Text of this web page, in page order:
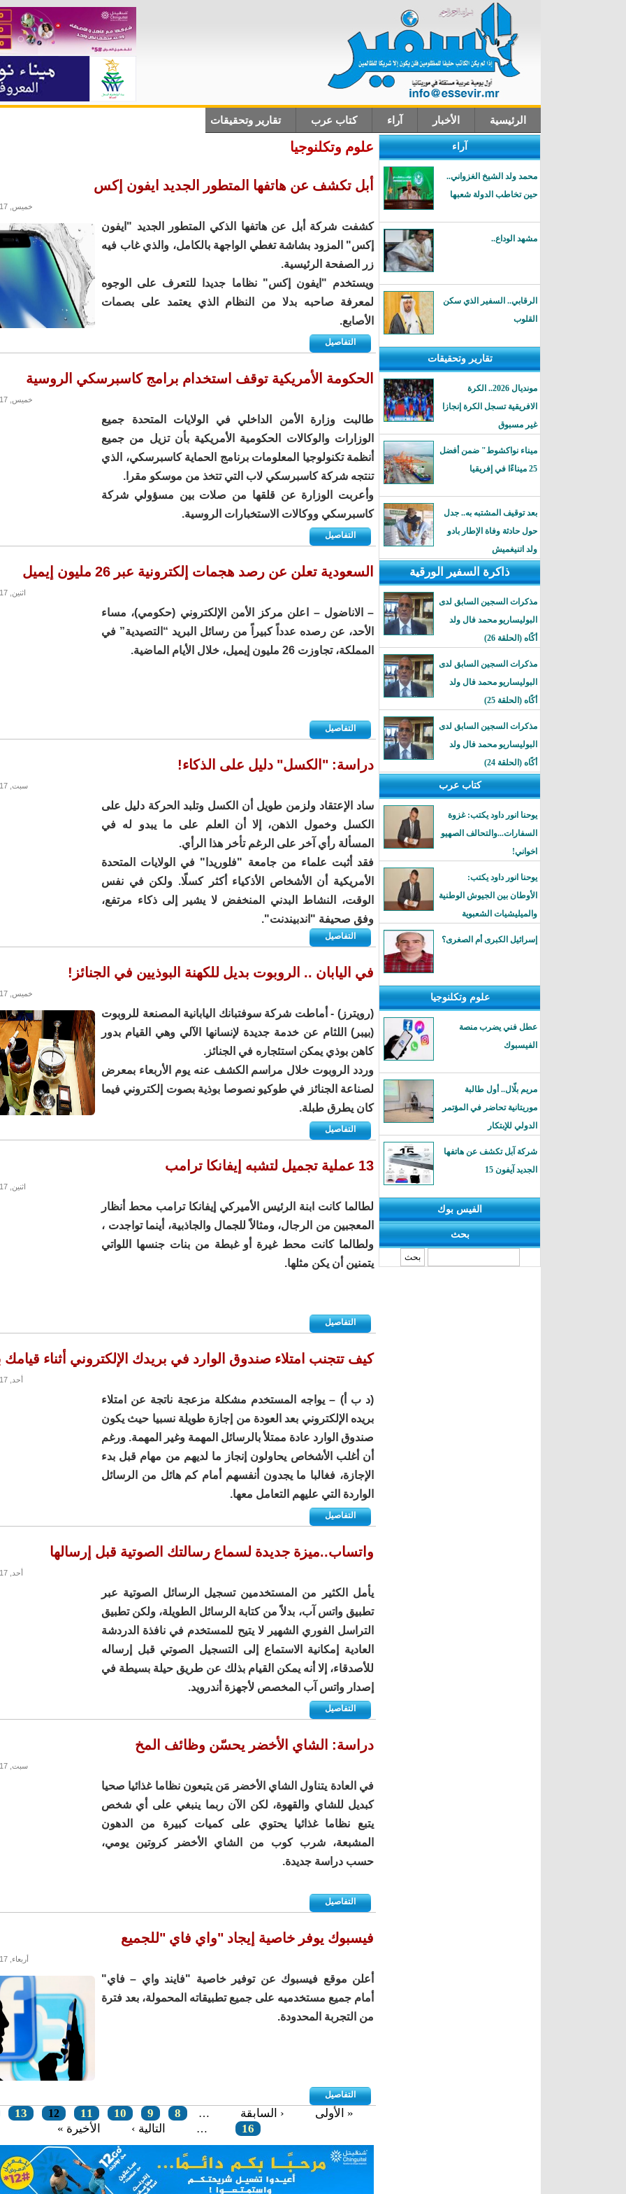
الرئيسية الأخبار آراء كتاب عرب تقارير وتحقيقات
آراء
محمد ولد الشيخ الغزواني..
حين تخاطب الدولة شعبها
مشهد الوداع..
الرقابي.. السفير الذي سكن
القلوب
تقارير وتحقيقات
مونديال 2026.. الكرة
الافريقية تسجل الكرة إنجازا
غير مسبوق
ميناء نواكشوط" ضمن أفضل
25 ميناءًا في إفريقيا
بعد توقيف المشتبه به.. جدل
حول حادثة وفاة الإطار بادو
ولد اتنيغميش
ذاكرة السفير الورقية
مذكرات السجين السابق لدى
البوليساريو محمد فال ولد
أكًاه (الحلقة 26)
مذكرات السجين السابق لدى
البوليساريو محمد فال ولد
أكًاه (الحلقة 25)
مذكرات السجين السابق لدى
البوليساريو محمد فال ولد
أكًاه (الحلقة 24)
كتاب عرب
يوحنا انور داود يكتب: غزوة
السفارات...والتحالف الصهيو
اخواني!
يوحنا انور داود يكتب:
الأوطان بين الجيوش الوطنية
والميليشيات الشعبوية
إسرائيل الكبرى أم الصغرى؟
علوم وتكلنوجيا
عطل فني يضرب منصة
الفيسبوك
مريم بلّال.. أول طالبة
موريتانية تحاضر في المؤتمر
الدولي للإبتكار
شركة آبل تكشف عن هاتفها
الجديد آيفون 15
الفيس بوك
بحث
علوم وتكلنوجيا
أبل تكشف عن هاتفها المتطور الجديد ايفون إكس
خميس, 14/09/2017 - 14:59
كشفت شركة أبل عن هاتفها الذكي المتطور الجديد "ايفون
إكس" المزود بشاشة تغطي الواجهة بالكامل، والذي غاب فيه
زر الصفحة الرئيسية.
ويستخدم "ايفون إكس" نظاما جديدا للتعرف على الوجوه
لمعرفة صاحبه بدلا من النظام الذي يعتمد على بصمات
الأصابع.
التفاصيل
الحكومة الأمريكية توقف استخدام برامج كاسبرسكي الروسية
خميس, 14/09/2017 - 14:55
طالبت وزارة الأمن الداخلي في الولايات المتحدة جميع
الوزارات والوكالات الحكومية الأمريكية بأن تزيل من جميع
أنظمة تكنولوجيا المعلومات برنامج الحماية كاسبرسكي، الذي
تنتجه شركة كاسبرسكي لاب التي تتخذ من موسكو مقرا.
وأعربت الوزارة عن قلقها من صلات بين مسؤولي شركة
كاسبرسكي ووكالات الاستخبارات الروسية.
التفاصيل
السعودية تعلن عن رصد هجمات إلكترونية عبر 26 مليون إيميل
اثنين, 11/09/2017 - 17:58
– الاناضول – اعلن مركز الأمن الإلكتروني (حكومي)، مساء
الأحد، عن رصده عدداً كبيراً من رسائل البريد “التصيدية” في
المملكة، تجاوزت 26 مليون إيميل، خلال الأيام الماضية.
التفاصيل
دراسة: "الكسل" دليل على الذكاء!
سبت, 09/09/2017 - 15:59
ساد الإعتقاد ولزمن طويل أن الكسل وتلبد الحركة دليل على
الكسل وخمول الذهن، إلا أن العلم على ما يبدو له في
المسألة رأي آخر على الرغم تأخر هذا الرأي.
فقد أثبت علماء من جامعة "فلوريدا" في الولايات المتحدة
الأمريكية أن الأشخاص الأذكياء أكثر كسلًا. ولكن في نفس
الوقت، النشاط البدني المنخفض لا يشير إلى ذكاء مرتفع،
وفق صحيفة "اندبيندنت".
التفاصيل
في اليابان .. الروبوت بديل للكهنة البوذيين في الجنائز!
خميس, 24/08/2017 - 14:15
(رويترز) - أماطت شركة سوفتبانك اليابانية المصنعة للروبوت
(بيبر) اللثام عن خدمة جديدة لإنسانها الآلي وهي القيام بدور
كاهن بوذي يمكن استئجاره في الجنائز.
وردد الروبوت خلال مراسم الكشف عنه يوم الأربعاء بمعرض
لصناعة الجنائز في طوكيو نصوصا بوذية بصوت إلكتروني فيما
كان يطرق طبلة.
التفاصيل
13 عملية تجميل لتشبه إيفانكا ترامب
اثنين, 21/08/2017 - 11:37
لطالما كانت ابنة الرئيس الأميركي إيفانكا ترامب محط أنظار
المعجبين من الرجال، ومثالاً للجمال والجاذبية، أينما تواجدت ،
ولطالما كانت محط غيرة أو غبطة من بنات جنسها اللواتي
يتمنين أن يكن مثلها.
التفاصيل
كيف تتجنب امتلاء صندوق الوارد في بريدك الإلكتروني أثناء قيامك
أحد, 13/08/2017 - 16:13
(د ب أ) – يواجه المستخدم مشكلة مزعجة ناتجة عن امتلاء
بريده الإلكتروني بعد العودة من إجازة طويلة نسبيا حيث يكون
صندوق الوارد عادة ممتلأ بالرسائل المهمة وغير المهمة. ورغم
أن أغلب الأشخاص يحاولون إنجاز ما لديهم من مهام قبل بدء
الإجازة، فغالبا ما يجدون أنفسهم أمام كم هائل من الرسائل
الواردة التي عليهم التعامل معها.
التفاصيل
واتساب..ميزة جديدة لسماع رسالتك الصوتية قبل إرسالها
أحد, 13/08/2017 - 13:08
يأمل الكثير من المستخدمين تسجيل الرسائل الصوتية عبر
تطبيق واتس آب، بدلاً من كتابة الرسائل الطويلة، ولكن تطبيق
التراسل الفوري الشهير لا يتيح للمستخدم في نافذة الدردشة
العادية إمكانية الاستماع إلى التسجيل الصوتي قبل إرساله
للأصدقاء، إلا أنه يمكن القيام بذلك عن طريق حيلة بسيطة في
إصدار واتس آب المخصص لأجهزة أندرويد.
التفاصيل
دراسة: الشاي الأخضر يحسّن وظائف المخ
سبت, 05/08/2017 - 14:43
في العادة يتناول الشاي الأخضر مَن يتبعون نظاما غذائيا صحيا
كبديل للشاي والقهوة، لكن الآن ربما ينبغي على أي شخص
يتبع نظاما غذائيا يحتوي على كميات كبيرة من الدهون
المشبعة، شرب كوب من الشاي الأخضر كروتين يومي،
حسب دراسة جديدة.
التفاصيل
فيسبوك يوفر خاصية إيجاد "واي فاي "للجميع
أربعاء, 02/08/2017 - 17:01
أعلن موقع فيسبوك عن توفير خاصية "فايند واي – فاي"
أمام جميع مستخدميه على جميع تطبيقاته المحمولة، بعد فترة
من التجربة المحدودة.
التفاصيل
الصفحات« الأولى ‹ السابقة …
8
9
10
11
12
13
16
… التالية › الأخيرة »